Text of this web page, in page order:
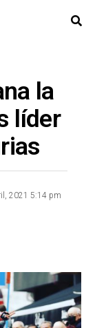
la
líder
2021 5:14 pm